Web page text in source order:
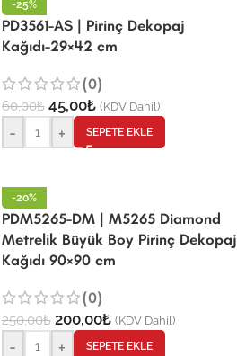
-25%
PD3561-AS | Pirinç Dekopaj
Kağıdı-29×42 cm
(0)
60,00₺ 45,00₺ (KDV Dahil)
- + SEPETE EKLE
-20%
PDM5265-DM | M5265 Diamond
Metrelik Büyük Boy Pirinç Dekopaj
Kağıdı 90×90 cm
(0)
250,00₺ 200,00₺ (KDV Dahil)
- + SEPETE EKLE